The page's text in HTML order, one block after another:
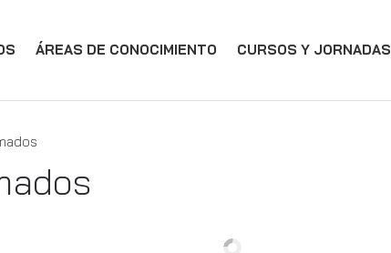
ÁREAS DE CONOCIMIENTO CURSOS Y JORNADAS